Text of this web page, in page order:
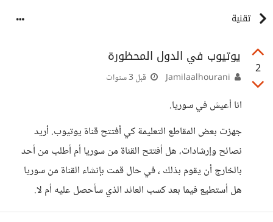
تقنية
2
يوتيوب في الدول المحظورة
قبل 3 سنوات
انا أعيش في سوريا.
جهزت بعض المقاطع التعليمة كي أفتتح قناة يوتيوب. أريد
نصائح وإرشادات، هل أفتتح القناة من سوريا أم أطلب من أحد
بالخارج أن يقوم بذلك ، في حال قمت بإنشاء القناة من سوريا
هل أستطيع فيما بعد كسب العائد الذي سأحصل عليه أم لا.